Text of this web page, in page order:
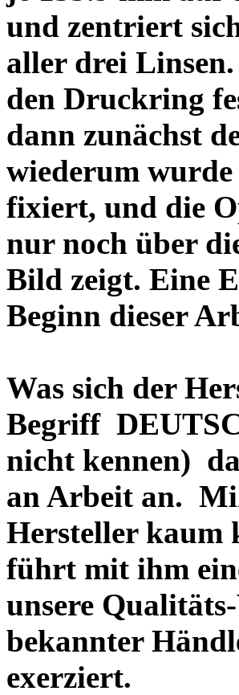
und zentriert
aller drei
den Druckring
dann zunächst
wiederum
fixiert, und die
nur noch über
Bild zeigt. Eine
Beginn dieser
Was sich der
Begriff
nicht kennen)
an Arbeit an.
Hersteller kaum
führt mit ihm
unsere
bekannter
exerziert.